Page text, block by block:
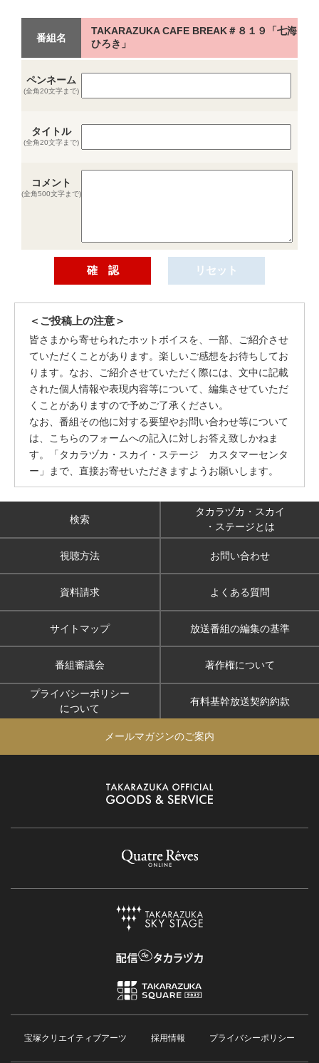
番組名
TAKARAZUKA CAFE BREAK＃８１９「七海
ひろき」
ペンネーム
(全角20文字まで)
タイトル
(全角20文字まで)
コメント
(全角500文字まで)
＜ご投稿上の注意＞
皆さまから寄せられたホットボイスを、一部、ご紹介させ
ていただくことがあります。楽しいご感想をお待ちしてお
ります。なお、ご紹介させていただく際には、文中に記載
された個人情報や表現内容等について、編集させていただ
くことがありますので予めご了承ください。
なお、番組その他に対する要望やお問い合わせ等について
は、こちらのフォームへの記入に対しお答え致しかねま
す。「タカラヅカ・スカイ・ステージ カスタマーセンタ
ー」まで、直接お寄せいただきますようお願いします。
検索
タカラヅカ・スカイ
・ステージとは
視聴方法 お問い合わせ
資料請求 よくある質問
サイトマップ 放送番組の編集の基準
番組審議会 著作権について
プライバシーポリシー
について
有料基幹放送契約約款
メールマガジンのご案内
宝塚クリエイティブアーツ 採用情報 プライバシーポリシー